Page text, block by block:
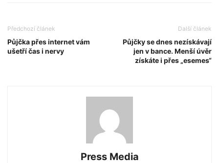
Předchozí článek
Půjčka přes internet vám
ušetří čas i nervy
Další článek
Půjčky se dnes nezískávají
jen v bance. Menší úvěr
získáte i přes „esemes“
Press Media